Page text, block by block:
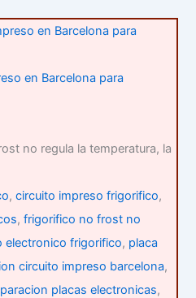
en Barcelona para
no regula la temperatura, la
,circuito impreso frigorifico,
,frigorifico no frost no
electronico frigorifico, placa
circuito impreso barcelona,
placas electronicas,